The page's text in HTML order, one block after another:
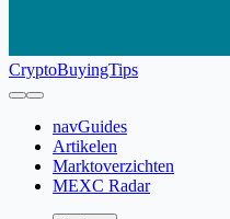
CryptoBuyingTips
navGuides
Artikelen
Marktoverzichten
MEXC Radar